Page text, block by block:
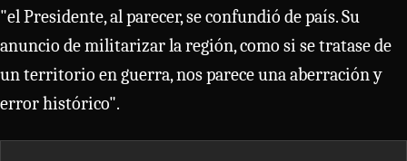
"el Presidente, al parecer, se confundió de país. Su
anuncio de militarizar la región, como si se tratase de
un territorio en guerra, nos parece una aberración y
error histórico".